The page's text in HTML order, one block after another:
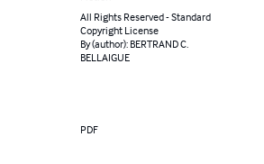
All Rights Reserved - Standard
Copyright License
By (author): BERTRAND C.
BELLAIGUE
PDF